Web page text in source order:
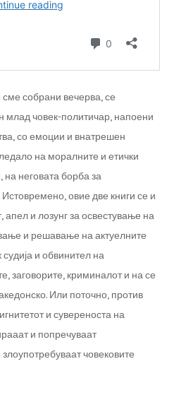
сме собрани вечерва, се
млад човек-политичар, напоени
со емоции и внатрешен
на моралните и етички
неговата борба за
овие две книги се и
апел и лозунг за освестување на
и решавање на актуелните
судија и обвинител на
заговорите, криминалот и на се
Или поточно, против
и сувереноста на
и попречуваат
човековите